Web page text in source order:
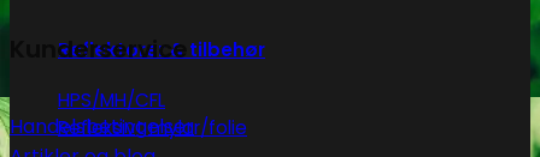
Reflektorer & tilbehør
HPS/MH/CFL
Refleksivt mylar/folie
Kunderservice
Handelsbetingelser